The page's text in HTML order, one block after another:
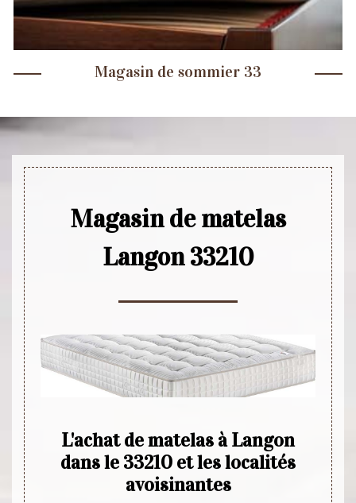
Magasin de sommier 33
Magasin de matelas
Langon 33210
:
pour
L'achat de matelas à Langon
dans le 33210 et les localités
avoisinantes